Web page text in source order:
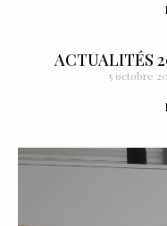
ACTUALITÉS
5 octobre